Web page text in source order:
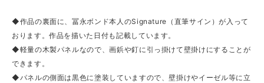
◆作品の裏面に、冨永ボンド本人のSignature（直筆サイン）が入って
おります。作品を描いた日付も記載しています。
◆軽量の木製パネルなので、画鋲や釘に引っ掛けて壁掛けにすることが
できます。
◆パネルの側面は黒色に塗装していますので、壁掛けやイーゼル等に立